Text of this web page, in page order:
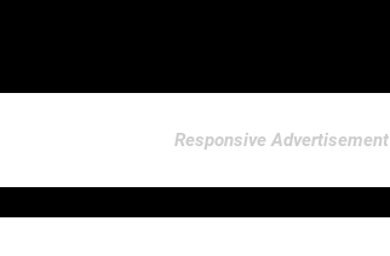
Responsive Advertisement